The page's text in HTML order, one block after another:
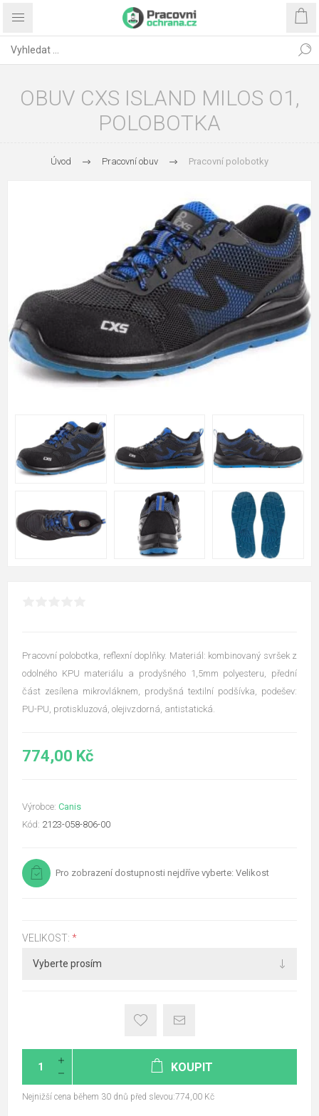
OBUV CXS ISLAND MILOS O1,
POLOBOTKA
Úvod Pracovní obuv Pracovní polobotky
Pracovní polobotka, reflexní doplňky. Materiál: kombinovaný svršek z
odolného KPU materiálu a prodyšného 1,5mm polyesteru, přední
část zesílena mikrovláknem, prodyšná textilní podšívka, podešev:
PU-PU, protiskluzová, olejivzdorná, antistatická.
774,00 Kč
Výrobce: Canis
Kód: 2123-058-806-00
Pro zobrazení dostupnosti nejdříve vyberte: Velikost
VELIKOST: *
KOUPIT
Nejnižší cena během 30 dnů před slevou:774,00 Kč